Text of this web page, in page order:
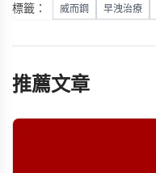
標籤： 威而鋼 早洩治療
推薦文章